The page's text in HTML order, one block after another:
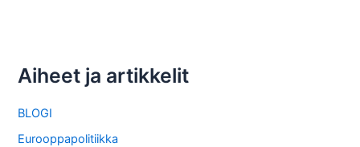
Aiheet ja artikkelit
BLOGI
Eurooppapolitiikka